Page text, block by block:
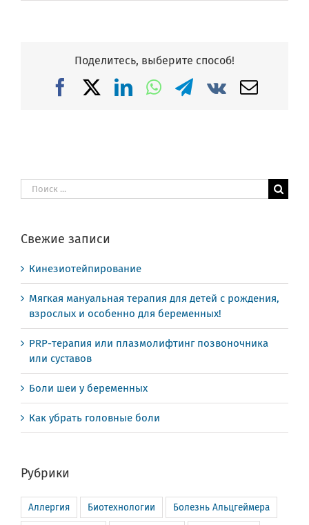
Поделитесь, выберите способ!
FacebookLinkedIn
WhatsApp
Telegram
Vk Email
Результат
поиска:
Свежие записи
Кинезиотейпирование
Мягкая мануальная терапия для детей с рождения,
взрослых и особенно для беременных!
PRP-терапия или плазмолифтинг позвоночника
или суставов
Боли шеи у беременных
Как убрать головные боли
Рубрики
Аллергия Биотехнологии Болезнь Альцгеймера